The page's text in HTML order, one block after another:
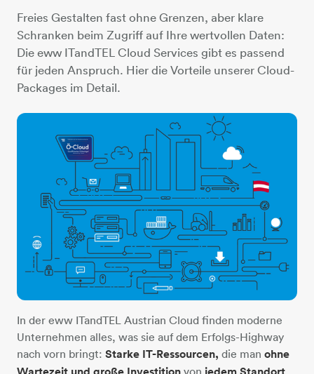
Freies Gestalten fast ohne Grenzen, aber klare
Schranken beim Zugriff auf Ihre wertvollen Daten:
Die eww ITandTEL Cloud Services gibt es passend
für jeden Anspruch. Hier die Vorteile unserer Cloud-
Packages im Detail.
In der eww ITandTEL Austrian Cloud finden moderne
Unternehmen alles, was sie auf dem Erfolgs-Highway
nach vorn bringt: Starke IT-Ressourcen, die man ohne
von